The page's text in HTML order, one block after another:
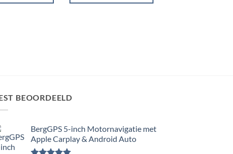
BEOORDEELD
BergGPS 5-inch Motornavigatie met
Apple Carplay & Android Auto